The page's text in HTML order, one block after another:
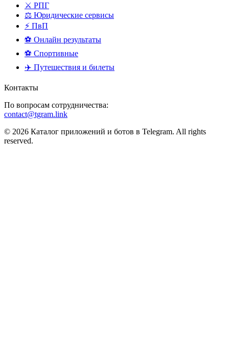
⚔️ РПГ
⚖️ Юридические сервисы
⚡ ПвП
⚽ Онлайн результаты
⚽ Спортивные
✈️ Путешествия и билеты
Контакты
По вопросам сотрудничества:
contact@tgram.link
© 2026 Каталог приложений и ботов в Telegram. All rights
reserved.